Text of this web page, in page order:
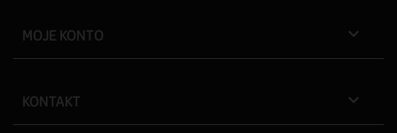
MOJE KONTO 
KONTAKT 